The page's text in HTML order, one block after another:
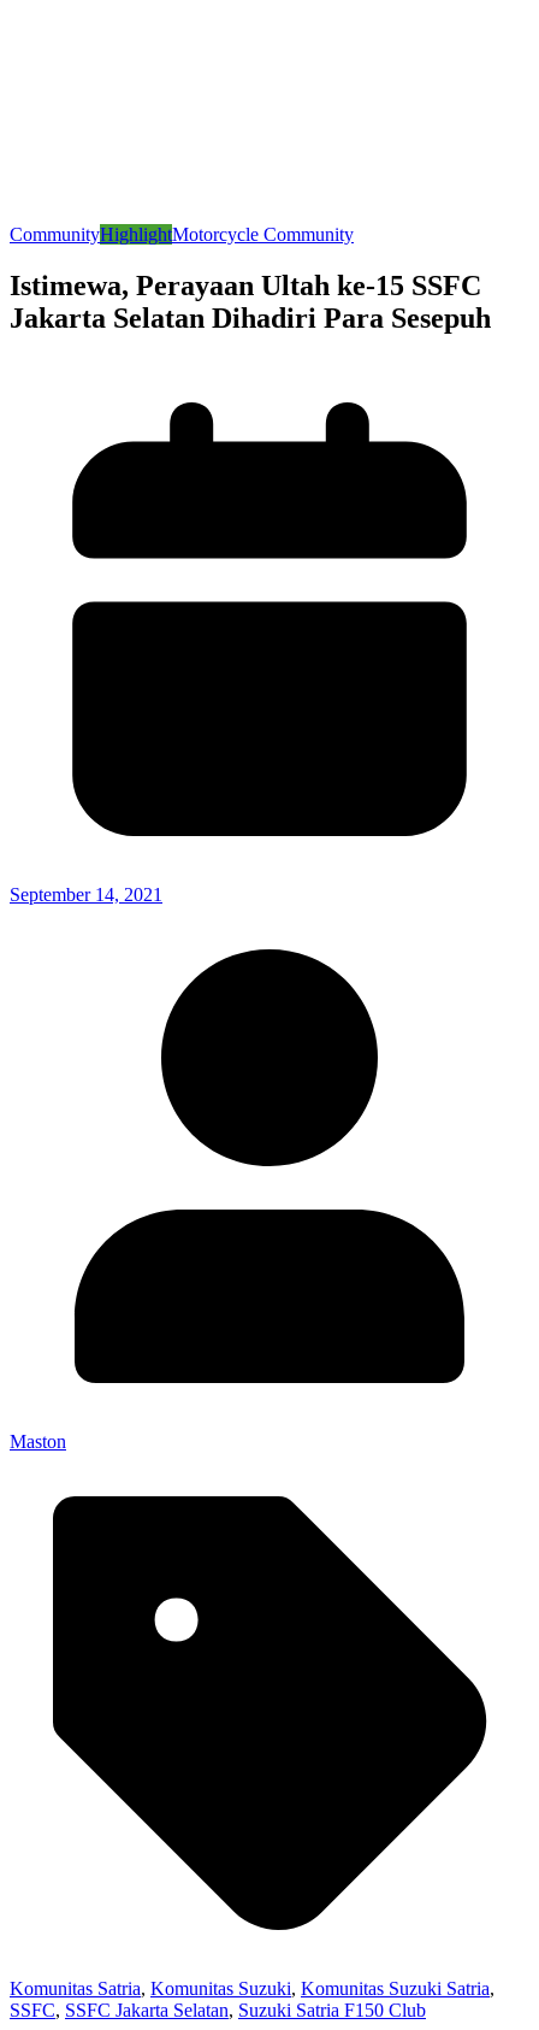
CommunityHighlightMotorcycle Community
Istimewa, Perayaan Ultah ke-15 SSFC
Jakarta Selatan Dihadiri Para Sesepuh
September 14, 2021
Maston
Komunitas Satria, Komunitas Suzuki, Komunitas Suzuki Satria,
SSFC, SSFC Jakarta Selatan, Suzuki Satria F150 Club